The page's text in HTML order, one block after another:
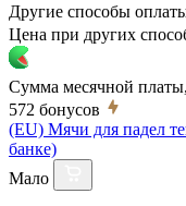
Другие способы
Цена при других
Сумма месячной
572 бонусов
(EU) Мячи для падел
банке)
Мало